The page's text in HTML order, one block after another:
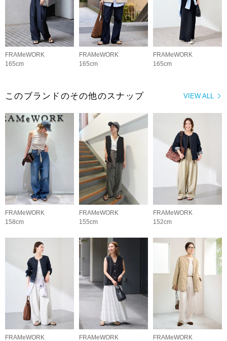
FRAMeWORK
165cm
FRAMeWORK
165cm
FRAMeWORK
165cm
VIEW ALL
このブランドのその他のスナップ
FRAMeWORK
158cm
FRAMeWORK
155cm
FRAMeWORK
152cm
FRAMeWORK
FRAMeWORK
FRAMeWORK